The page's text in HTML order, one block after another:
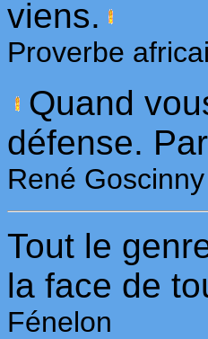
viens.
Proverbe
Quand
défense.
René Goscinny
Tout le
la face de
Fénelon